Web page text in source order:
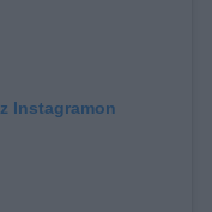
Instagramon